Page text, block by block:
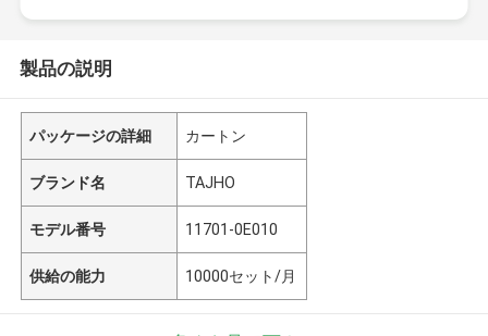
製品の説明
パッケージの詳細 カートン
ブランド名 TAJHO
モデル番号 11701-0E010
供給の能力 10000セット/月